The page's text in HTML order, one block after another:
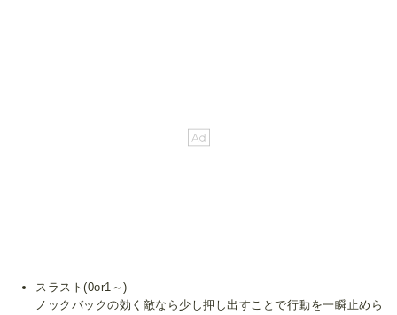
スラスト(0or1～)
ノックバックの効く敵なら少し押し出すことで行動を一瞬止めら